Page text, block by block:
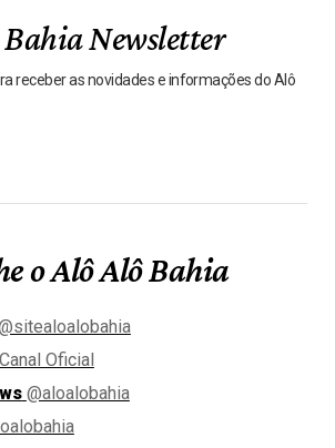
Newsletter
receber as novidades e informações do Alô
o Alô Alô Bahia
Canal Oficial
@aloalobahia